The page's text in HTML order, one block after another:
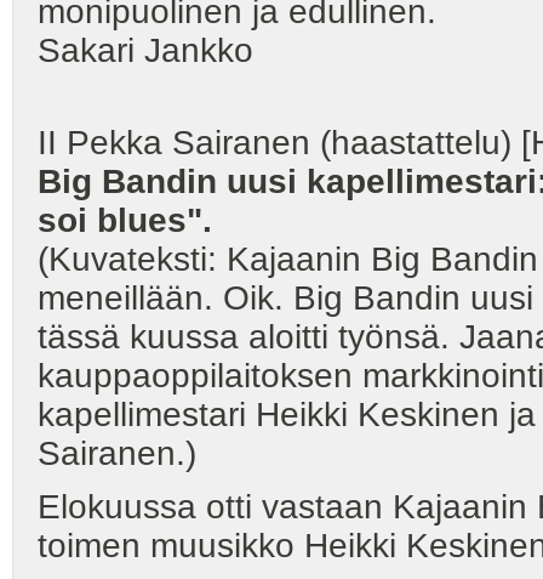
monipuolinen ja edullinen.
Sakari Jankko
II Pekka Sairanen (haastattelu)
Big Bandin uusi
soi blues".
(Kuvateksti: Kajaanin Big
meneillään. Oik. Big Bandin
tässä kuussa aloitti työnsä.
kauppaoppilaitoksen
kapellimestari Heikki Keskinen
Sairanen.)
Elokuussa otti vastaan
toimen muusikko Heikki